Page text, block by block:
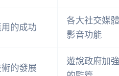
的成功
各大社交媒
影音功能
的發展
遊說政府加